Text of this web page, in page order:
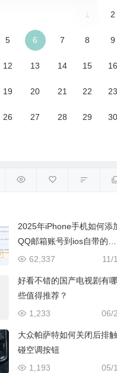
1 2
5 6 7 8 9
12 13 14 15 16
19 20 21 22 23
26 27 28 29 30
2025年iPhone手机如何添
QQ邮箱账号到ios自带的邮
件App
11/
62,337
好看不错的国产电视剧有哪
些值得推荐？
06/
1,233
大众帕萨特如何关闭后排触
碰空调按钮
05/
1,193